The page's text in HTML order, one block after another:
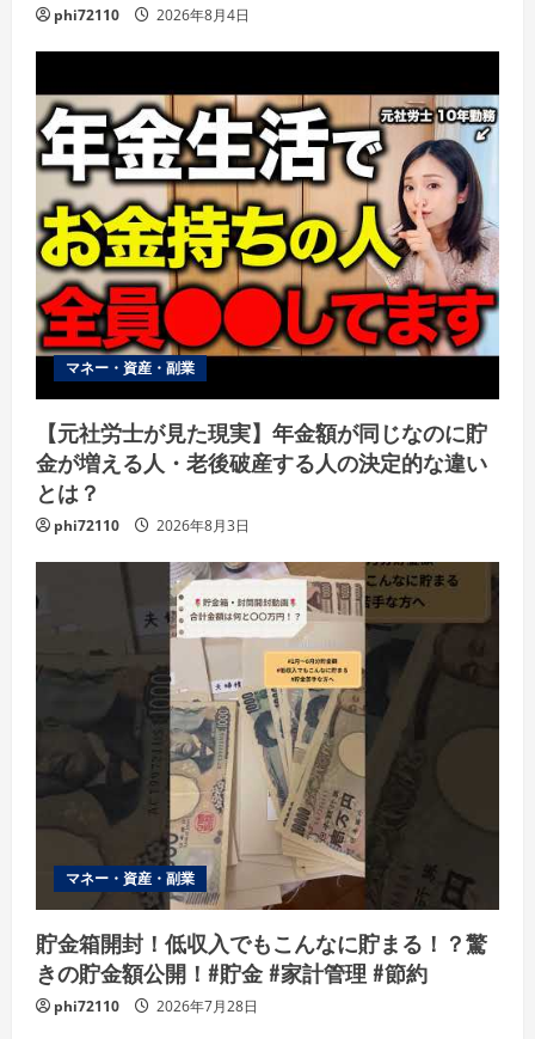
phi72110 2026年8月4日
マネー・資産・副業
【元社労士が見た現実】年金額が同じなのに貯
金が増える人・老後破産する人の決定的な違い
とは？
phi72110 2026年8月3日
マネー・資産・副業
貯金箱開封！低収入でもこんなに貯まる！？驚
きの貯金額公開！#貯金 #家計管理 #節約
phi72110 2026年7月28日